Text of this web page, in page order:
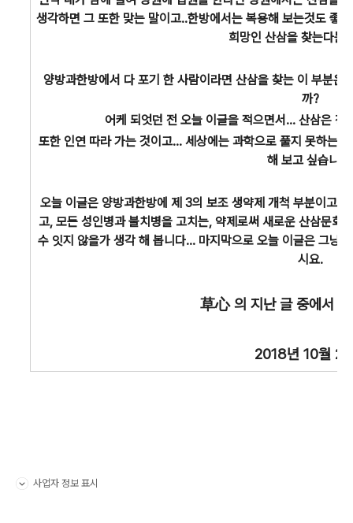
생각하면 그 또한 맞는 말이고..한방에서는 복용해 보는것도 좋
희망인 산삼을 찾는다는
양방과한방에서 다 포기 한 사람이라면 산삼을 찾는 이 부분은
까?
어케 되엇던 전 오늘 이글을 적으면서... 산삼은 정
또한 인연 따라 가는 것이고... 세상에는 과학으로 풀지 못하는
해 보고 싶습니다.
오늘 이글은 양방과한방에 제 3의 보조 생약제 개척 부분이고
고, 모든 성인병과 불치병을 고치는, 약제로써 새로운 산삼문화
수 잇지 않을가 생각 해 봅니다... 마지막으로 오늘 이글은 그냥
시요.
草心 의 지난 글 중에서
2018년 10월
사업자 정보 표시